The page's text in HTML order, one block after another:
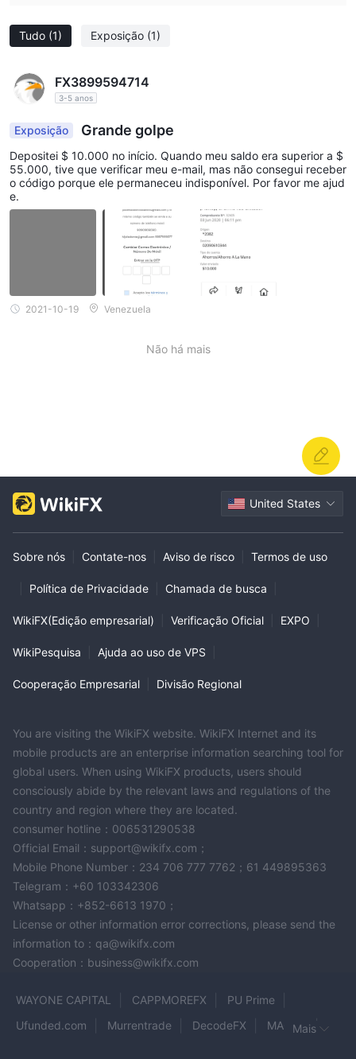
Tudo (1) Exposição (1)
FX3899594714
3-5 anos
Exposição Grande golpe
Depositei $ 10.000 no início. Quando meu saldo era superior a $
55.000, tive que verificar meu e-mail, mas não consegui receber
o código porque ele permaneceu indisponível. Por favor me ajud
e.
2021-10-19 Venezuela
Não há mais
United States
Sobre nós Contate-nos Aviso de risco Termos de uso
Política de Privacidade Chamada de busca
WikiFX(Edição empresarial) Verificação Oficial EXPO
WikiPesquisa Ajuda ao uso de VPS
Cooperação Empresarial Divisão Regional
You are visiting the WikiFX website. WikiFX Internet and its
mobile products are an enterprise information searching tool for
global users. When using WikiFX products, users should
consciously abide by the relevant laws and regulations of the
country and region where they are located.
consumer hotline：006531290538
Official Email：support@wikifx.com；
Mobile Phone Number：234 706 777 7762；61 449895363
Telegram：+60 103342306
Whatsapp：+852-6613 1970；
License or other information error corrections, please send the
information to：qa@wikifx.com
Cooperation：business@wikifx.com
WAYONE CAPITAL CAPPMOREFX
PU Prime
Ufunded.com
Murrentrade DecodeFX
MACRO
Mais